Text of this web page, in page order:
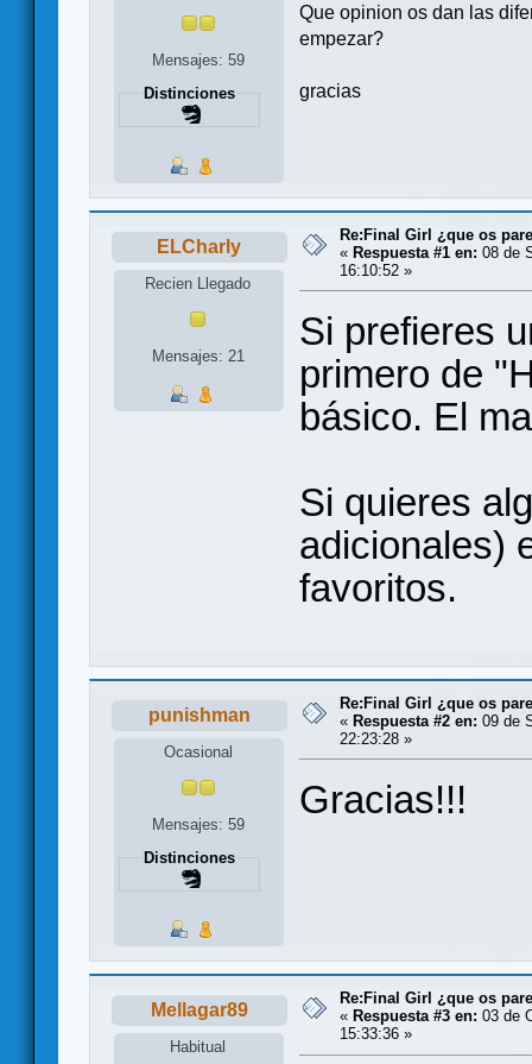
Mensajes: 59
Distinciones
Que opinion os dan las
empezar?
gracias
ELCharly
Recien Llegado
Mensajes: 21
Re:Final Girl ¿que os
« Respuesta #1 en: 08 de
16:10:52 »
Si prefieres
primero de
básico. El
Si quieres
adicionales)
favoritos.
punishman
Ocasional
Mensajes: 59
Distinciones
Re:Final Girl ¿que os
« Respuesta #2 en: 09 de
22:23:28 »
Gracias!!!
Mellagar89
Habitual
Re:Final Girl ¿que os
« Respuesta #3 en: 03 de
15:33:36 »